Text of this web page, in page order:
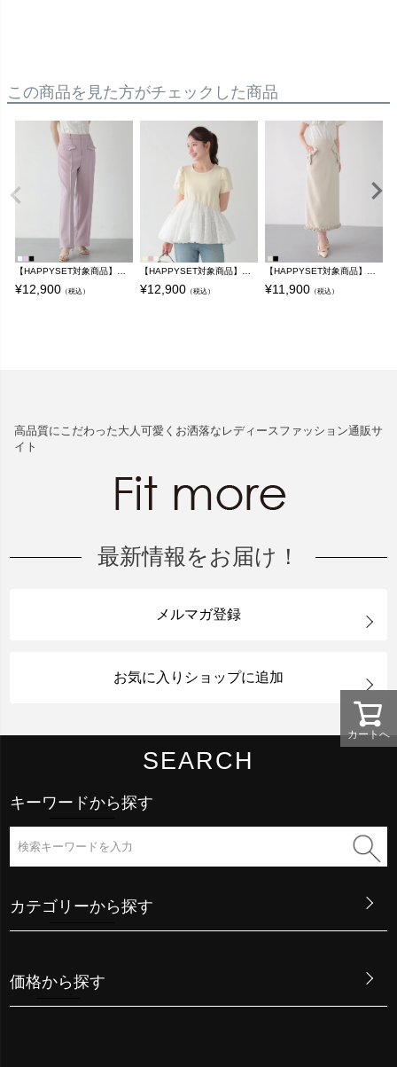
この商品を見た方がチェックした商品
¥12,900 （税込） ¥12,900 （税込） ¥11,900 （税込）
カートへ
高品質にこだわった大人可愛くお洒落なレディースファッション通販サ
イト
最新情報をお届け！
メルマガ登録
お気に入りショップに追加
SEARCH
キーワードから探す
カテゴリーから探す
価格から探す